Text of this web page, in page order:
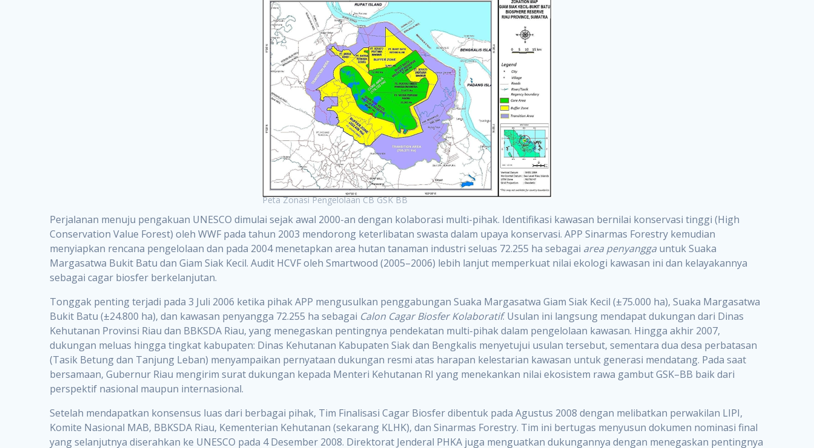
Peta Zonasi Pengelolaan CB GSK BB
Perjalanan menuju pengakuan UNESCO dimulai sejak awal 2000-an dengan kolaborasi multi-pihak. Identifikasi kawasan bernilai konservasi tinggi (High
Conservation Value Forest) oleh WWF pada tahun 2003 mendorong keterlibatan swasta dalam upaya konservasi. APP Sinarmas Forestry kemudian
menyiapkan rencana pengelolaan dan pada 2004 menetapkan area hutan tanaman industri seluas 72.255 ha sebagai area penyangga untuk Suaka
Margasatwa Bukit Batu dan Giam Siak Kecil. Audit HCVF oleh Smartwood (2005–2006) lebih lanjut memperkuat nilai ekologi kawasan ini dan kelayakannya
sebagai cagar biosfer berkelanjutan.
Tonggak penting terjadi pada 3 Juli 2006 ketika pihak APP mengusulkan penggabungan Suaka Margasatwa Giam Siak Kecil (±75.000 ha), Suaka Margasatwa
Bukit Batu (±24.800 ha), dan kawasan penyangga 72.255 ha sebagai Calon Cagar Biosfer Kolaboratif. Usulan ini langsung mendapat dukungan dari Dinas
Kehutanan Provinsi Riau dan BBKSDA Riau, yang menegaskan pentingnya pendekatan multi-pihak dalam pengelolaan kawasan. Hingga akhir 2007,
dukungan meluas hingga tingkat kabupaten: Dinas Kehutanan Kabupaten Siak dan Bengkalis menyetujui usulan tersebut, sementara dua desa perbatasan
(Tasik Betung dan Tanjung Leban) menyampaikan pernyataan dukungan resmi atas harapan kelestarian kawasan untuk generasi mendatang. Pada saat
bersamaan, Gubernur Riau mengirim surat dukungan kepada Menteri Kehutanan RI yang menekankan nilai ekosistem rawa gambut GSK–BB baik dari
perspektif nasional maupun internasional.
Setelah mendapatkan konsensus luas dari berbagai pihak, Tim Finalisasi Cagar Biosfer dibentuk pada Agustus 2008 dengan melibatkan perwakilan LIPI,
Komite Nasional MAB, BBKSDA Riau, Kementerian Kehutanan (sekarang KLHK), dan Sinarmas Forestry. Tim ini bertugas menyusun dokumen nominasi final
yang selanjutnya diserahkan ke UNESCO pada 4 Desember 2008. Direktorat Jenderal PHKA juga menguatkan dukungannya dengan menegaskan pentingnya